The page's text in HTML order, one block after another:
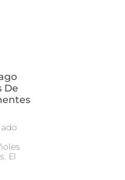
De
El